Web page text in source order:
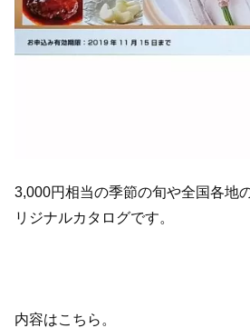
3,000円相当の季節の旬や全国各地
リジナルカタログです。
内容はこちら。